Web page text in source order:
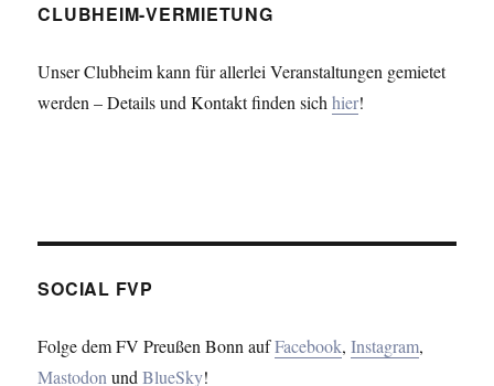
CLUBHEIM-VERMIETUNG
Unser Clubheim kann für allerlei Veranstaltungen gemietet
werden – Details und Kontakt finden sichhier!
SOCIAL FVP
Folge dem FV Preußen Bonn aufFacebook,Instagram,
MastodonundBlueSky!